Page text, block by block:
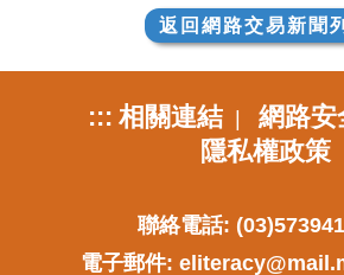
返回網路交易新聞
::: 相關連結| 網路安
隱私權政策
聯絡電話:
電子郵件: